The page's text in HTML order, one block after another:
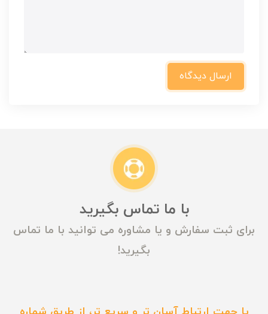
ارسال دیدگاه
با ما تماس بگیرید
برای ثبت سفارش و یا مشاوره می توانید با ما تماس
بگیرید!